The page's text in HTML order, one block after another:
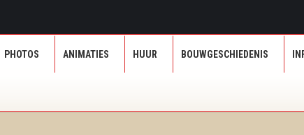
PHOTOS ANIMATIES HUUR BOUWGESCHIEDENIS